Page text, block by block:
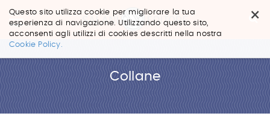
×
Questo sito utilizza cookie per migliorare la tua
esperienza di navigazione. Utilizzando questo sito,
acconsenti agli utilizzi di cookies descritti nella nostra
Cookie Policy.
Salta
contenuti.
Salta
navigazione
Collane